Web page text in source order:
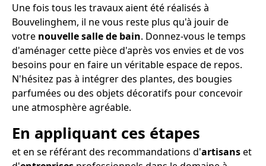
Une fois tous les travaux aient été réalisés à
Bouvelinghem, il ne vous reste plus qu'à jouir de
votre nouvelle salle de bain. Donnez-vous le temps
d'aménager cette pièce d'après vos envies et de vos
besoins pour en faire un véritable espace de repos.
N'hésitez pas à intégrer des plantes, des bougies
parfumées ou des objets décoratifs pour concevoir
une atmosphère agréable.
En appliquant ces étapes
et en se référant des recommandations d'artisanset